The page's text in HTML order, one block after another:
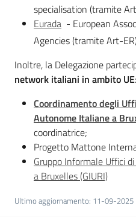
Argomenti
specialisation (tramite
Eurada - European
Agencies (tramite Art-
Inoltre, la Delegazione
network italiani in ambito UE:
Coordinamento degli
Autonome Italiane a
coordinatrice;
Progetto Mattone
Gruppo Informale Uffici
a Bruxelles (GIURI)
Ultimo aggiornamento: 11-09-2025